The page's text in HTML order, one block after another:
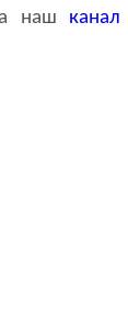
наш канал